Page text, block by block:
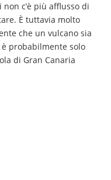
c’è più afflusso di
È tuttavia molto
che un vulcano sia
probabilmente solo
di Gran Canaria